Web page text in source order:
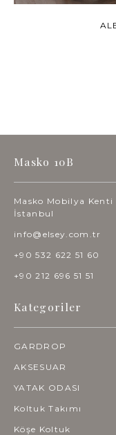
Masko 10B
Masko Mobilya
İstanbul
info@elsey.com.tr
+90 532 622 51 60
+90 212 696 51 51
Kategoriler
GARDROP
AKSESUAR
YATAK ODASI
Koltuk Takımı
Köşe Koltuk